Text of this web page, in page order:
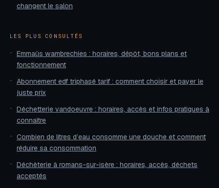
changent le salon
LES PLUS CONSULTÉS
Emmaüs wambrechies : horaires, dépôt, bons plans et
fonctionnement
Abonnement edf triphasé tarif : comment choisir et payer le
juste prix
Déchetterie vandoeuvre : horaires, accès et infos pratiques à
connaître
Combien de litres d’eau consomme une douche et comment
réduire sa consommation
Déchèterie à romans-sur-isère : horaires, accès, déchets
acceptés